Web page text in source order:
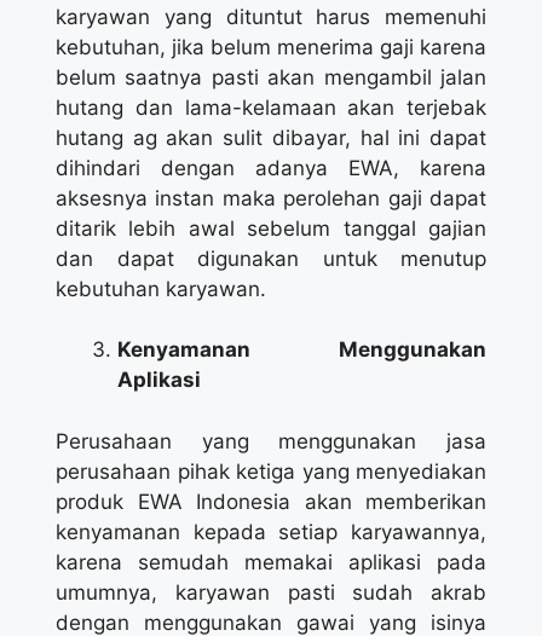
karyawan yang dituntut harus memenuhi
kebutuhan, jika belum menerima gaji karena
belum saatnya pasti akan mengambil jalan
hutang dan lama-kelamaan akan terjebak
hutang ag akan sulit dibayar, hal ini dapat
dihindari dengan adanya EWA, karena
aksesnya instan maka perolehan gaji dapat
ditarik lebih awal sebelum tanggal gajian
dan dapat digunakan untuk menutup
kebutuhan karyawan.
Kenyamanan Menggunakan
Aplikasi
Perusahaan yang menggunakan jasa
perusahaan pihak ketiga yang menyediakan
produk EWA Indonesia akan memberikan
kenyamanan kepada setiap karyawannya,
karena semudah memakai aplikasi pada
umumnya, karyawan pasti sudah akrab
dengan menggunakan gawai yang isinya